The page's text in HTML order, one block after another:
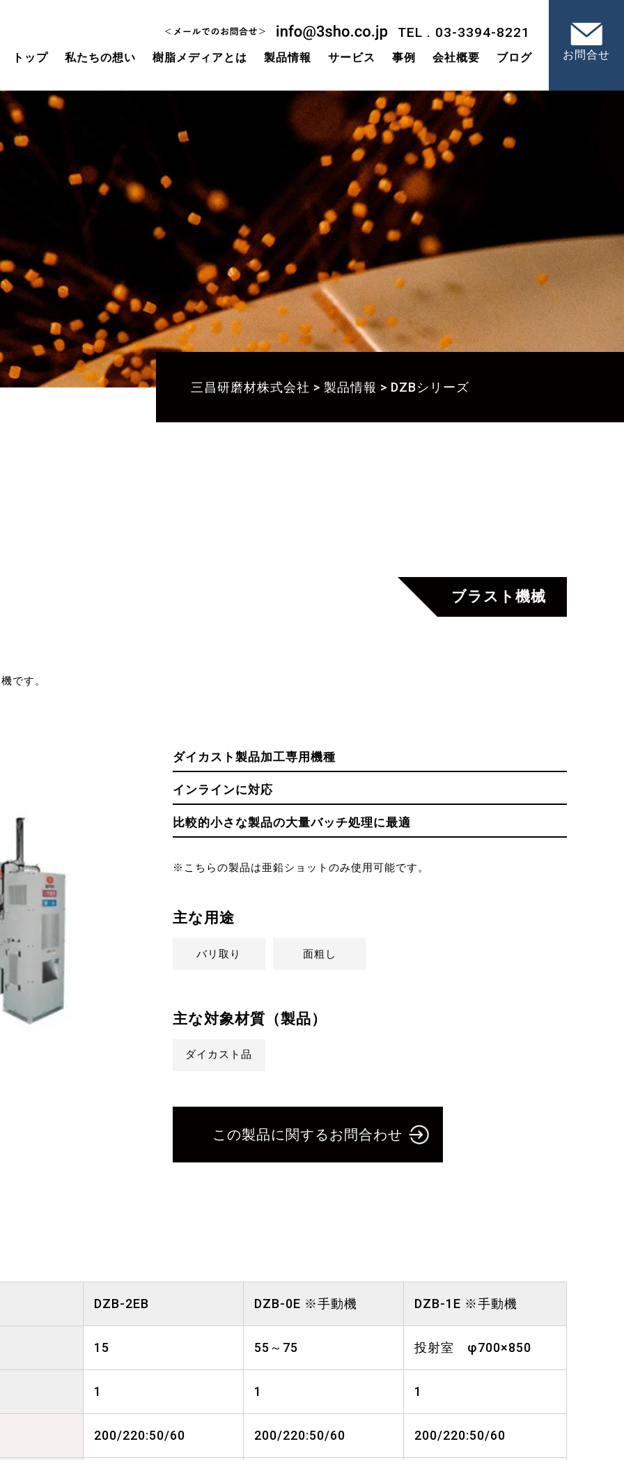
TEL . 03-3394-8221
トップ 私たちの想い 樹脂メディアとは 製品情報 サービス 事例 会社概要 ブログ お問合せ
三昌研磨材株式会社 > 製品情報 > DZBシリーズ
ブラスト機械
です。
ダイカスト製品加工専用機種
インラインに対応
比較的小さな製品の大量バッチ処理に最適
※こちらの製品は亜鉛ショットのみ使用可能です。
主な用途
バリ取り 面粗し
主な対象材質（製品）
ダイカスト品
この製品に関するお問合わせ
DZB-2EB DZB-0E ※手動機 DZB-1E ※手動機
15 55～75 投射室 φ700×850
1 1 1
200/220:50/60 200/220:50/60 200/220:50/60